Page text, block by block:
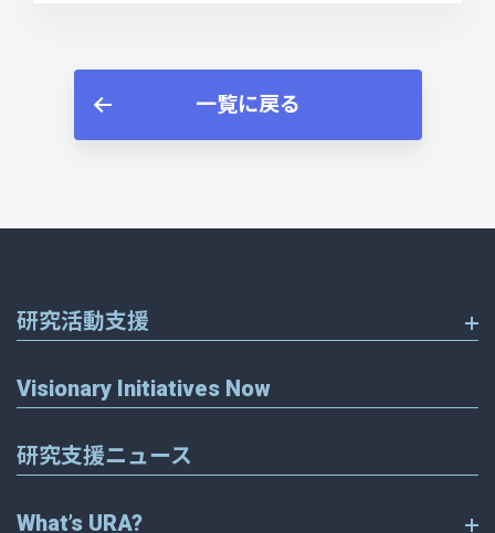
一覧に戻る
研究活動支援
Visionary Initiatives Now
研究支援ニュース
What’s URA?